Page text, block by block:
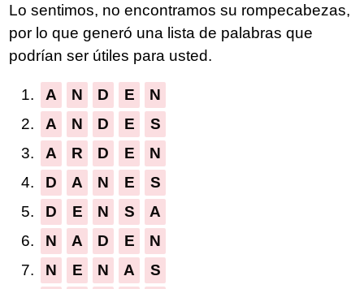
letras
del
rompecabezas:
Lo sentimos, no encontramos su rompecabezas,
por lo que generó una lista de palabras que
podrían ser útiles para usted.
1. A N D E
N
2.
A N D E
S
3.
A R D E
N
4.
D A N E
S
5.
D E N S
A
6.
N A D E
N
7.
N E N A
S